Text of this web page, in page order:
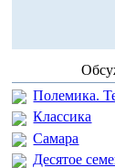
Полемика.
Классика
Самара
Десятое